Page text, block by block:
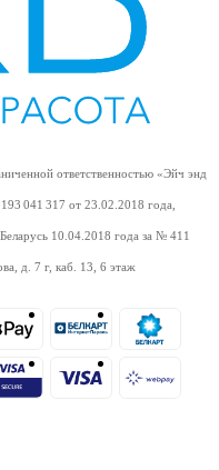
ответственностью «Эйч энд
041 317 от 23.02.2018 года,
10.04.2018 года за № 411
д. 7 г, каб. 13, 6 этаж